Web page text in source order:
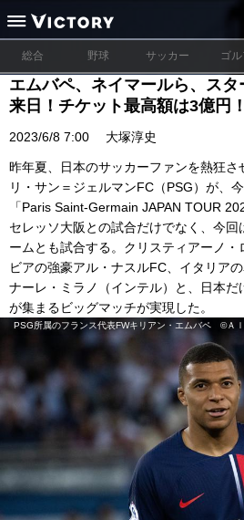
総合 野球 サッカー ゴル
エムバペ、ネイマールら、ス
来日！チケット最高額は3億円！
2023/6/8 7:00 大塚淳史
昨年夏、日本のサッカーファンを熱狂
リ・サン＝ジェルマンFC（PSG）が、
「Paris Saint-Germain JAPAN TOUR
セレッソ大阪との試合だけでなく、今
ームとも試合する。クリスティアーノ・
ビアの強豪アル・ナスルFC、イタリア
ナーレ・ミラノ（インテル）と、日本だ
が集まるビッグマッチが実現した。